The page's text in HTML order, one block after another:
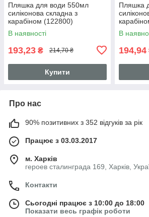
Пляшка для води 550мл
силіконова складна з
карабіном (122800)
В наявності
193,23 ₴ 214,70 ₴
Купити
Пляшка
В
194,94
Про нас
90% позитивних з 352 відгуків за рік
Працює з 03.03.2017
м. Харків
героев сталинграда 169, Харків,
Контакти
Сьогодні працює з 10:00 до 18:00
Показати весь графік роботи